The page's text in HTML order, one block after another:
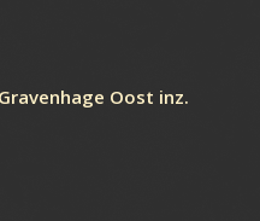
Oost inz.